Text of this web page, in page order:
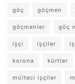
göç göçmen
göçmenler göç
işçi işçiler
korona kürtler
mülteci işçiler